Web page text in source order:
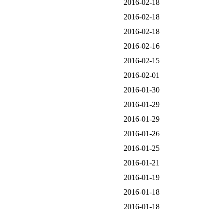
2016-02-18
2016-02-18
2016-02-18
2016-02-16
2016-02-15
2016-02-01
2016-01-30
2016-01-29
2016-01-29
2016-01-26
2016-01-25
2016-01-21
2016-01-19
2016-01-18
2016-01-18